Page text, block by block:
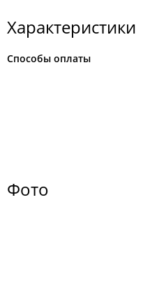
Характеристики
Способы оплаты
Фото